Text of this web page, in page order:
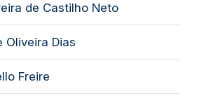
de Castilho Neto
Oliveira Dias
Freire